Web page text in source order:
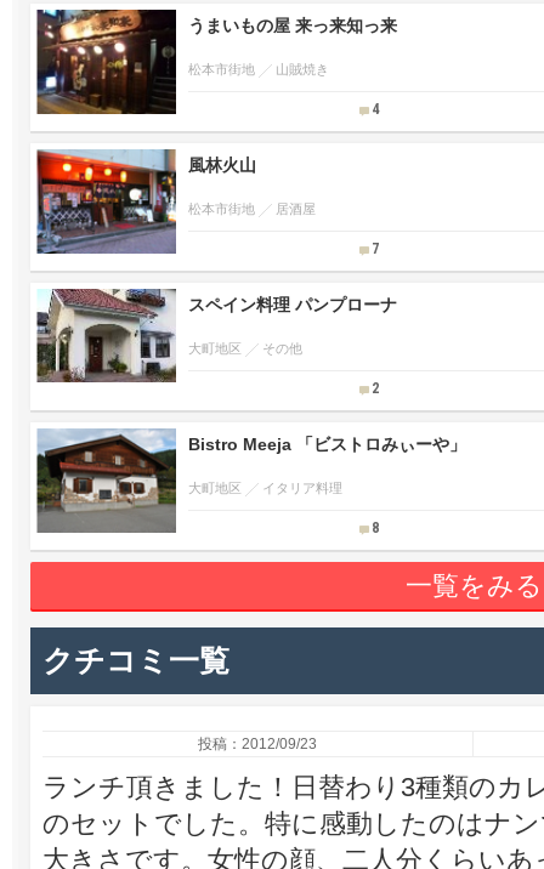
うまいもの屋 来っ来知っ来
松本市街地 山賊焼き
4
風林火山
松本市街地 居酒屋
7
スペイン料理 パンプローナ
大町地区 その他
2
Bistro Meeja 「ビストロみぃーや」
大町地区 イタリア料理
8
一覧をみる
クチコミ一覧
投稿：2012/09/23
ランチ頂きました！日替わり3種類のカ
のセットでした。特に感動したのはナ
大きさです。女性の顔、二人分くらい